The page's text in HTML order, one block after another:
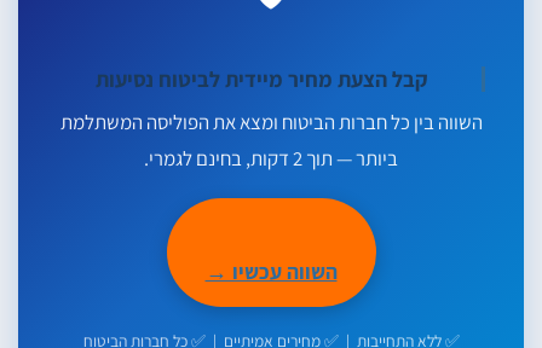
קבל הצעת מחיר מיידית לביטוח נסיעות
השווה בין כל חברות הביטוח ומצא את הפוליסה המשתלמת
ביותר — תוך 2 דקות, בחינם לגמרי.
השווה עכשיו →
✅ ללא התחייבות | ✅ מחירים אמיתיים | ✅ כל חברות הביטוח